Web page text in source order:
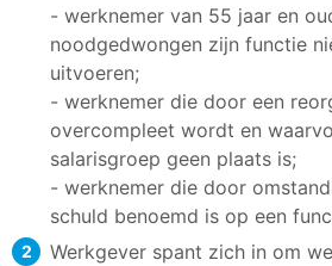
- werknemer van 55 jaar en
noodgedwongen zijn functie
uitvoeren;
- werknemer die door een
overcompleet wordt en
salarisgroep geen plaats is;
- werknemer die door
schuld benoemd is op een
Werkgever spant zich in om